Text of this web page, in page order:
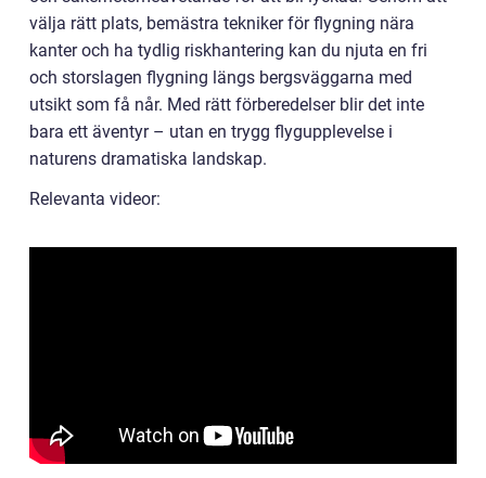
välja rätt plats, bemästra tekniker för flygning nära
kanter och ha tydlig riskhantering kan du njuta en fri
och storslagen flygning längs bergsväggarna med
utsikt som få når. Med rätt förberedelser blir det inte
bara ett äventyr – utan en trygg flygupplevelse i
naturens dramatiska landskap.
Relevanta videor: